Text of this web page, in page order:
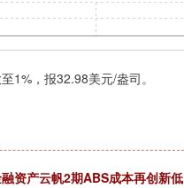
，报32.98美元/盎司。
资产云帆2期ABS成本再创新